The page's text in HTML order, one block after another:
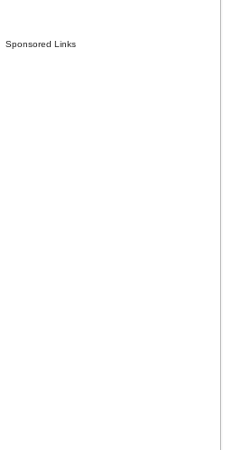
Sponsored Links